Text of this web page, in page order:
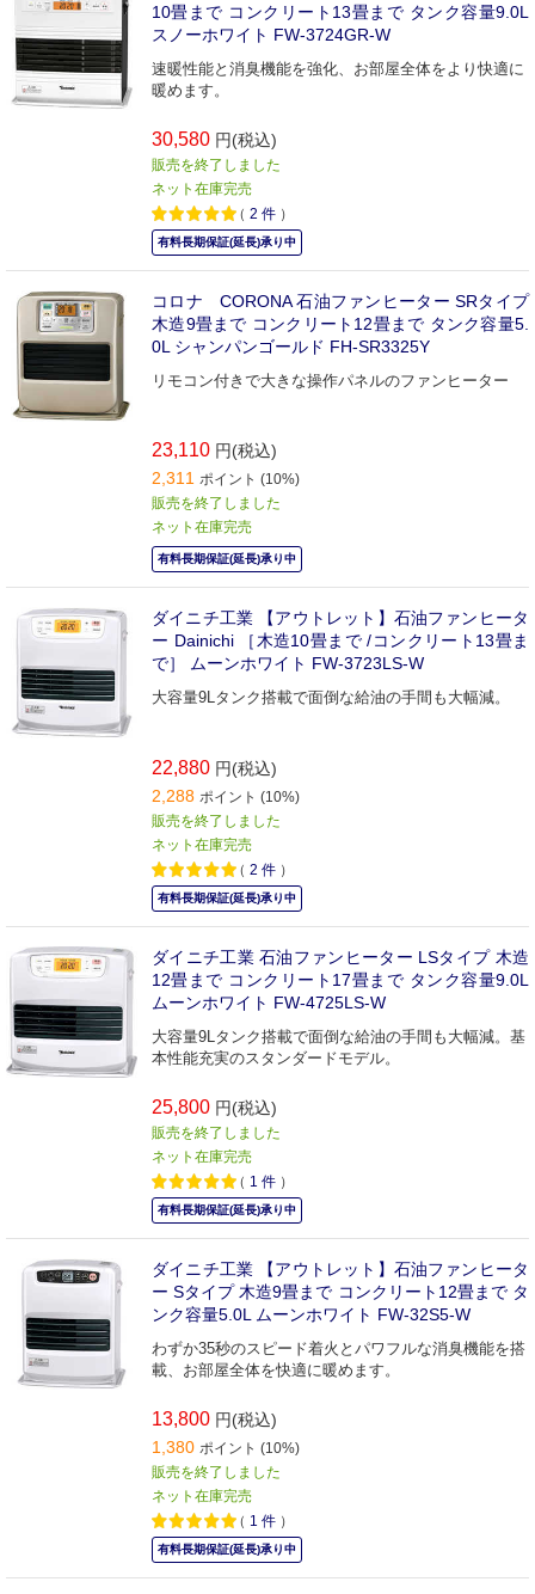
10畳まで コンクリート13畳まで タンク容量9.0L
スノーホワイト FW-3724GR-W
速暖性能と消臭機能を強化、お部屋全体をより快適に
暖めます。
30,580 円(税込)
販売を終了しました
ネット在庫完売
（ 2 件 ）
有料長期保証(延長)承り中
コロナ CORONA 石油ファンヒーター SRタイプ
木造9畳まで コンクリート12畳まで タンク容量5.
0L シャンパンゴールド FH-SR3325Y
リモコン付きで大きな操作パネルのファンヒーター
23,110 円(税込)
2,311 ポイント (10%)
販売を終了しました
ネット在庫完売
有料長期保証(延長)承り中
ダイニチ工業 【アウトレット】石油ファンヒータ
ー Dainichi ［木造10畳まで /コンクリート13畳ま
で］ ムーンホワイト FW-3723LS-W
大容量9Lタンク搭載で面倒な給油の手間も大幅減。
22,880 円(税込)
2,288 ポイント (10%)
販売を終了しました
ネット在庫完売
（ 2 件 ）
有料長期保証(延長)承り中
ダイニチ工業 石油ファンヒーター LSタイプ 木造
12畳まで コンクリート17畳まで タンク容量9.0L
ムーンホワイト FW-4725LS-W
大容量9Lタンク搭載で面倒な給油の手間も大幅減。基
本性能充実のスタンダードモデル。
25,800 円(税込)
販売を終了しました
ネット在庫完売
（ 1 件 ）
有料長期保証(延長)承り中
ダイニチ工業 【アウトレット】石油ファンヒータ
ー Sタイプ 木造9畳まで コンクリート12畳まで タ
ンク容量5.0L ムーンホワイト FW-32S5-W
わずか35秒のスピード着火とパワフルな消臭機能を搭
載、お部屋全体を快適に暖めます。
13,800 円(税込)
1,380 ポイント (10%)
販売を終了しました
ネット在庫完売
（ 1 件 ）
有料長期保証(延長)承り中